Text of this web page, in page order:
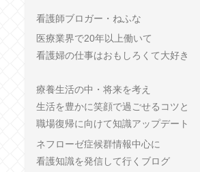
看護師ブロガー・ねふな
医療業界で20年以上働いて
看護婦の仕事はおもしろくて大好き
療養生活の中・将来を考え
生活を豊かに笑顔で過ごせるコツと
職場復帰に向けて知識アップデート
ネフローゼ症候群情報中心に
看護知識を発信して行くブログ